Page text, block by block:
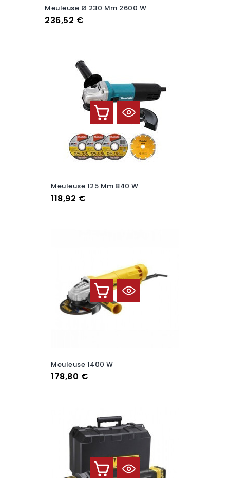
Meuleuse Ø 230 Mm 2600 W
Prix
236,52 €
Meuleuse 125 Mm 840 W
Prix
118,92 €
Meuleuse 1400 W
Prix
178,80 €